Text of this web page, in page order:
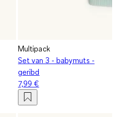
Multipack
Set van 3 - babymuts -
geribd
7,99 €